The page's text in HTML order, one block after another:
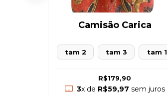
Camisão Carica
tam 2 tam 3 tam 1
R$179,90
3x de R$59,97 sem juros